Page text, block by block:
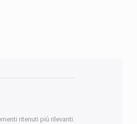
ritenuti più rilevanti.